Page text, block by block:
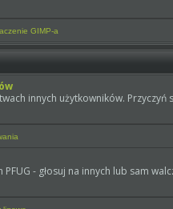
GIMP-a
innych użytkowników. Przyczyń
- głosuj na innych lub sam